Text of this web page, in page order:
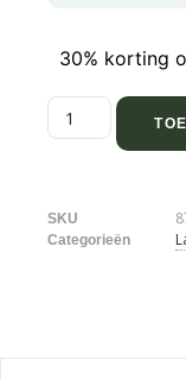
30% korting
SKU
Categorieën